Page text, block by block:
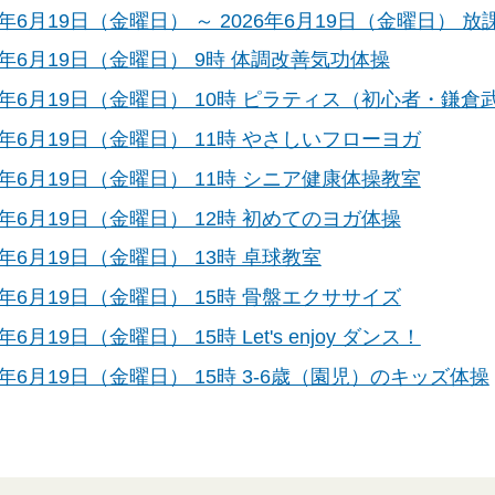
6月19日（金曜日） ～ 2026年6月19日（金曜日） 放
6月19日（金曜日） 9時 体調改善気功体操
6月19日（金曜日） 10時 ピラティス（初心者・鎌倉
6月19日（金曜日） 11時 やさしいフローヨガ
6月19日（金曜日） 11時 シニア健康体操教室
6月19日（金曜日） 12時 初めてのヨガ体操
6月19日（金曜日） 13時 卓球教室
6月19日（金曜日） 15時 骨盤エクササイズ
6月19日（金曜日） 15時 Let's enjoy ダンス！
6月19日（金曜日） 15時 3-6歳（園児）のキッズ体操